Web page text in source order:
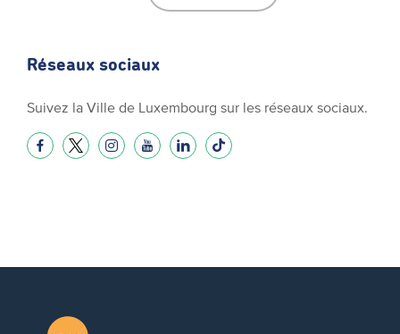
Réseaux sociaux
Suivez la Ville de Luxembourg sur les réseaux sociaux.